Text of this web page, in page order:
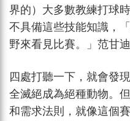
界的）大多數教練打球
不具備這些技能知識，
野來看見比賽。」范甘迪
四處打聽一下，就會發
全滅絕成為絕種動物。
和需求法則，就像這個